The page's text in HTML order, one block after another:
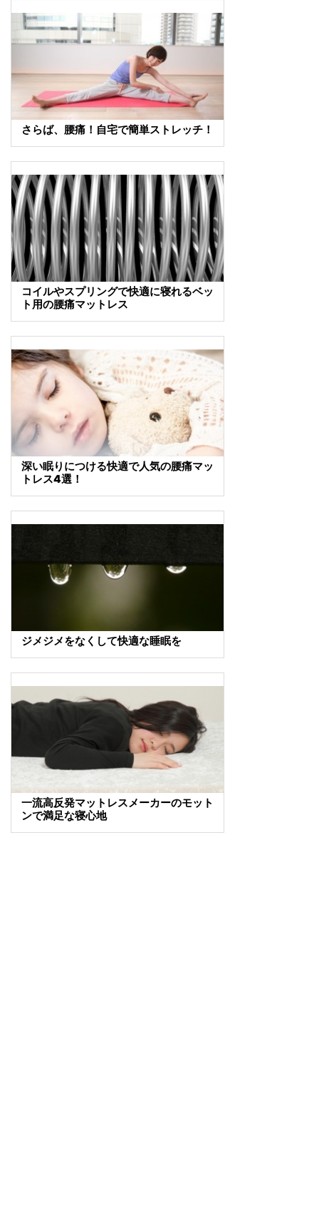
さらば、腰痛！自宅で簡単ストレッチ！
コイルやスプリングで快適に寝れるベッ
ト用の腰痛マットレス
深い眠りにつける快適で人気の腰痛マッ
トレス4選！
ジメジメをなくして快適な睡眠を
一流高反発マットレスメーカーのモット
ンで満足な寝心地